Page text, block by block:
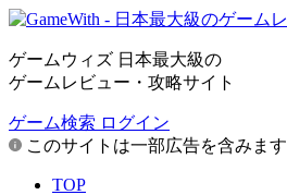
ゲームウィズ 日本最大級の
ゲームレビュー・攻略サイト
ゲーム検索 ログイン
このサイトは一部広告を含みます
TOP